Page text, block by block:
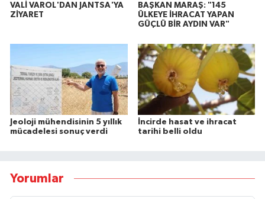
VALİ VAROL'DAN JANTSA'YA
ZİYARET
BAŞKAN MARAŞ: "145
ÜLKEYE İHRACAT YAPAN
GÜÇLÜ BİR AYDIN VAR"
Jeoloji mühendisinin 5 yıllık
mücadelesi sonuç verdi
İncirde hasat ve ihracat
tarihi belli oldu
Yorumlar